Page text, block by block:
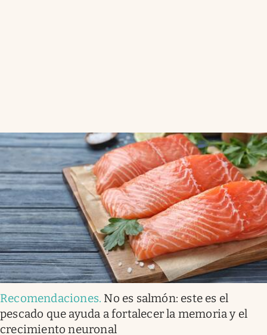
Recomendaciones. No es salmón: este es el
pescado que ayuda a fortalecer la memoria y el
crecimiento neuronal